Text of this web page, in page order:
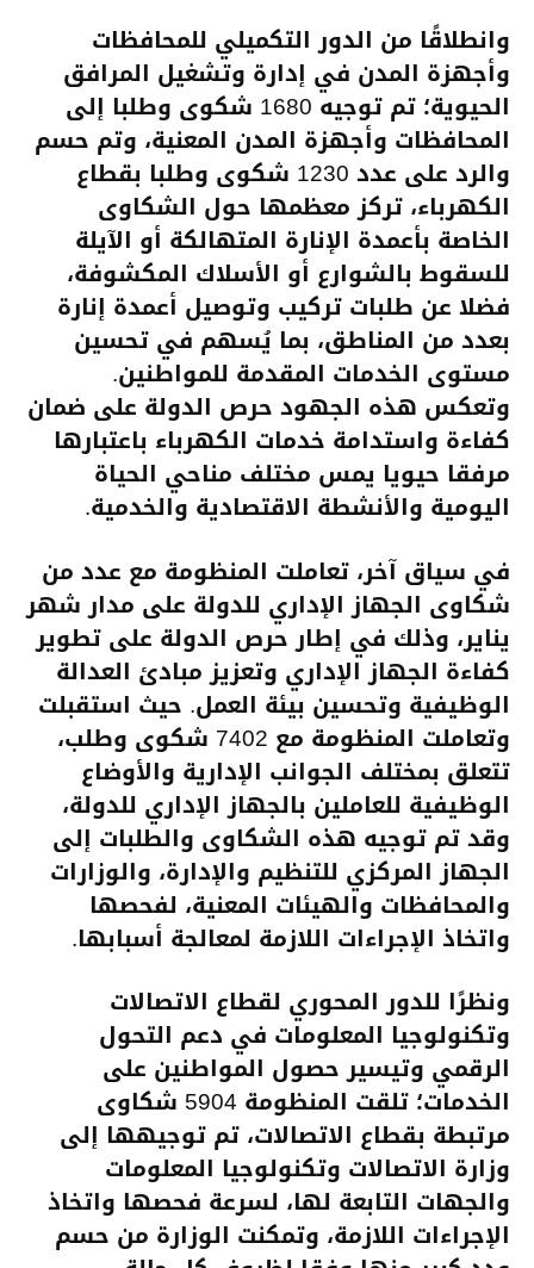
وانطلاقًا من الدور التكميلي للمحافظات
وأجهزة المدن في إدارة وتشغيل المرافق
الحيوية؛ تم توجيه 1680 شكوى وطلبا إلى
المحافظات وأجهزة المدن المعنية، وتم حسم
والرد على عدد 1230 شكوى وطلبا بقطاع
الكهرباء، تركز معظمها حول الشكاوى
الخاصة بأعمدة الإنارة المتهالكة أو الآيلة
للسقوط بالشوارع أو الأسلاك المكشوفة،
فضلا عن طلبات تركيب وتوصيل أعمدة إنارة
بعدد من المناطق، بما يُسهم في تحسين
مستوى الخدمات المقدمة للمواطنين.
وتعكس هذه الجهود حرص الدولة على ضمان
كفاءة واستدامة خدمات الكهرباء باعتبارها
مرفقا حيويا يمس مختلف مناحي الحياة
اليومية والأنشطة الاقتصادية والخدمية.
في سياق آخر، تعاملت المنظومة مع عدد من
شكاوى الجهاز الإداري للدولة على مدار شهر
يناير، وذلك في إطار حرص الدولة على تطوير
كفاءة الجهاز الإداري وتعزيز مبادئ العدالة
الوظيفية وتحسين بيئة العمل. حيث استقبلت
وتعاملت المنظومة مع 7402 شكوى وطلب،
تتعلق بمختلف الجوانب الإدارية والأوضاع
الوظيفية للعاملين بالجهاز الإداري للدولة،
وقد تم توجيه هذه الشكاوى والطلبات إلى
الجهاز المركزي للتنظيم والإدارة، والوزارات
والمحافظات والهيئات المعنية، لفحصها
واتخاذ الإجراءات اللازمة لمعالجة أسبابها.
ونظرًا للدور المحوري لقطاع الاتصالات
وتكنولوجيا المعلومات في دعم التحول
الرقمي وتيسير حصول المواطنين على
الخدمات؛ تلقت المنظومة 5904 شكاوى
مرتبطة بقطاع الاتصالات، تم توجيهها إلى
وزارة الاتصالات وتكنولوجيا المعلومات
والجهات التابعة لها، لسرعة فحصها واتخاذ
الإجراءات اللازمة، وتمكنت الوزارة من حسم